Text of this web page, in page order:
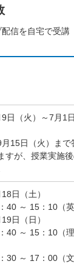
信を自宅で受講
日（火）～7月1
15日（火）まで
すが、授業実施
日（土）
40 ～ 15：10（
日（日）
40 ～ 15：10（
30 ～ 17：00（